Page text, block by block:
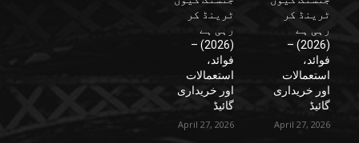
ٹرینڈ کر
رہی ہے
(2026) –
فوائد،
استعمالات
اور خریداری
گائیڈ
April 27, 2026
ٹرینڈ کر
رہی ہے
(2026) –
فوائد،
استعمالات
اور خریداری
گائیڈ
April 27, 2026